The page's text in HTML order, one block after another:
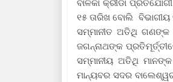
୧୫ ତାରିଖ ବୋଲି
ସମ୍ମାନୀତ ଅତିଥି
ଜଗନ୍ନାଥଙ୍କ
ସମ୍ମାନୀୟ ଅତିଥି
ମାନ୍ୟବର ସଦର ବାଲେଶ୍ୱର